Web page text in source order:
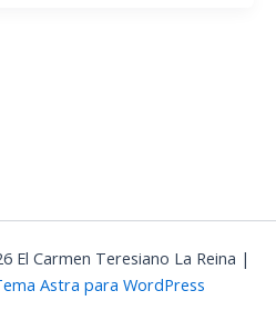
El Carmen Teresiano La Reina |
Astra para WordPress